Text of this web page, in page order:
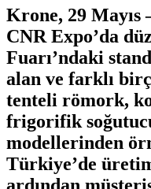
Krone, 29 Mayıs
CNR Expo’da
Fuarı’ndaki
alan ve farklı
tenteli römork,
frigorifik
modellerinden
Türkiye’de